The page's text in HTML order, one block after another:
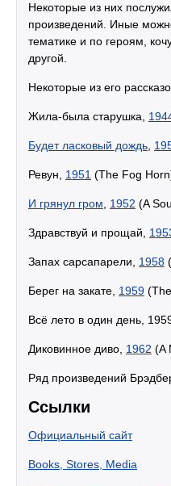
Некоторые из них
произведений. Иные
тематике и по героям,
другой.
Некоторые из его
Жила-была старушка,
Будет ласковый дождь
Ревун, 1951 (The Fog
И грянул гром 1952 (A
Здравствуй и прощай,
Запах сарсапарели, 1958
Берег на закате, 1959
Всё лето в один день,
Диковинное диво, 1962 (A
Ряд произведений
Ссылки
Официальный сайт
Books, Stores, Media